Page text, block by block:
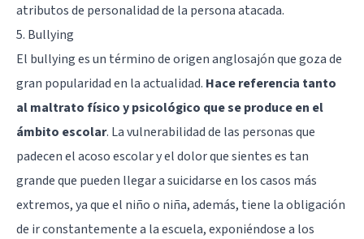
atributos de personalidad de la persona atacada.
5. Bullying
El bullying es un término de origen anglosajón que goza de
gran popularidad en la actualidad. Hace referencia tanto
al maltrato físico y psicológico que se produce en el
ámbito escolar. La vulnerabilidad de las personas que
padecen el acoso escolar y el dolor que sientes es tan
grande que pueden llegar a suicidarse en los casos más
extremos, ya que el niño o niña, además, tiene la obligación
de ir constantemente a la escuela, exponiéndose a los